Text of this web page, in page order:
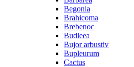
Begonia
Brahicoma
Brebenoc
Budleea
Bujor arbustiv
Bupleurum
Cactus